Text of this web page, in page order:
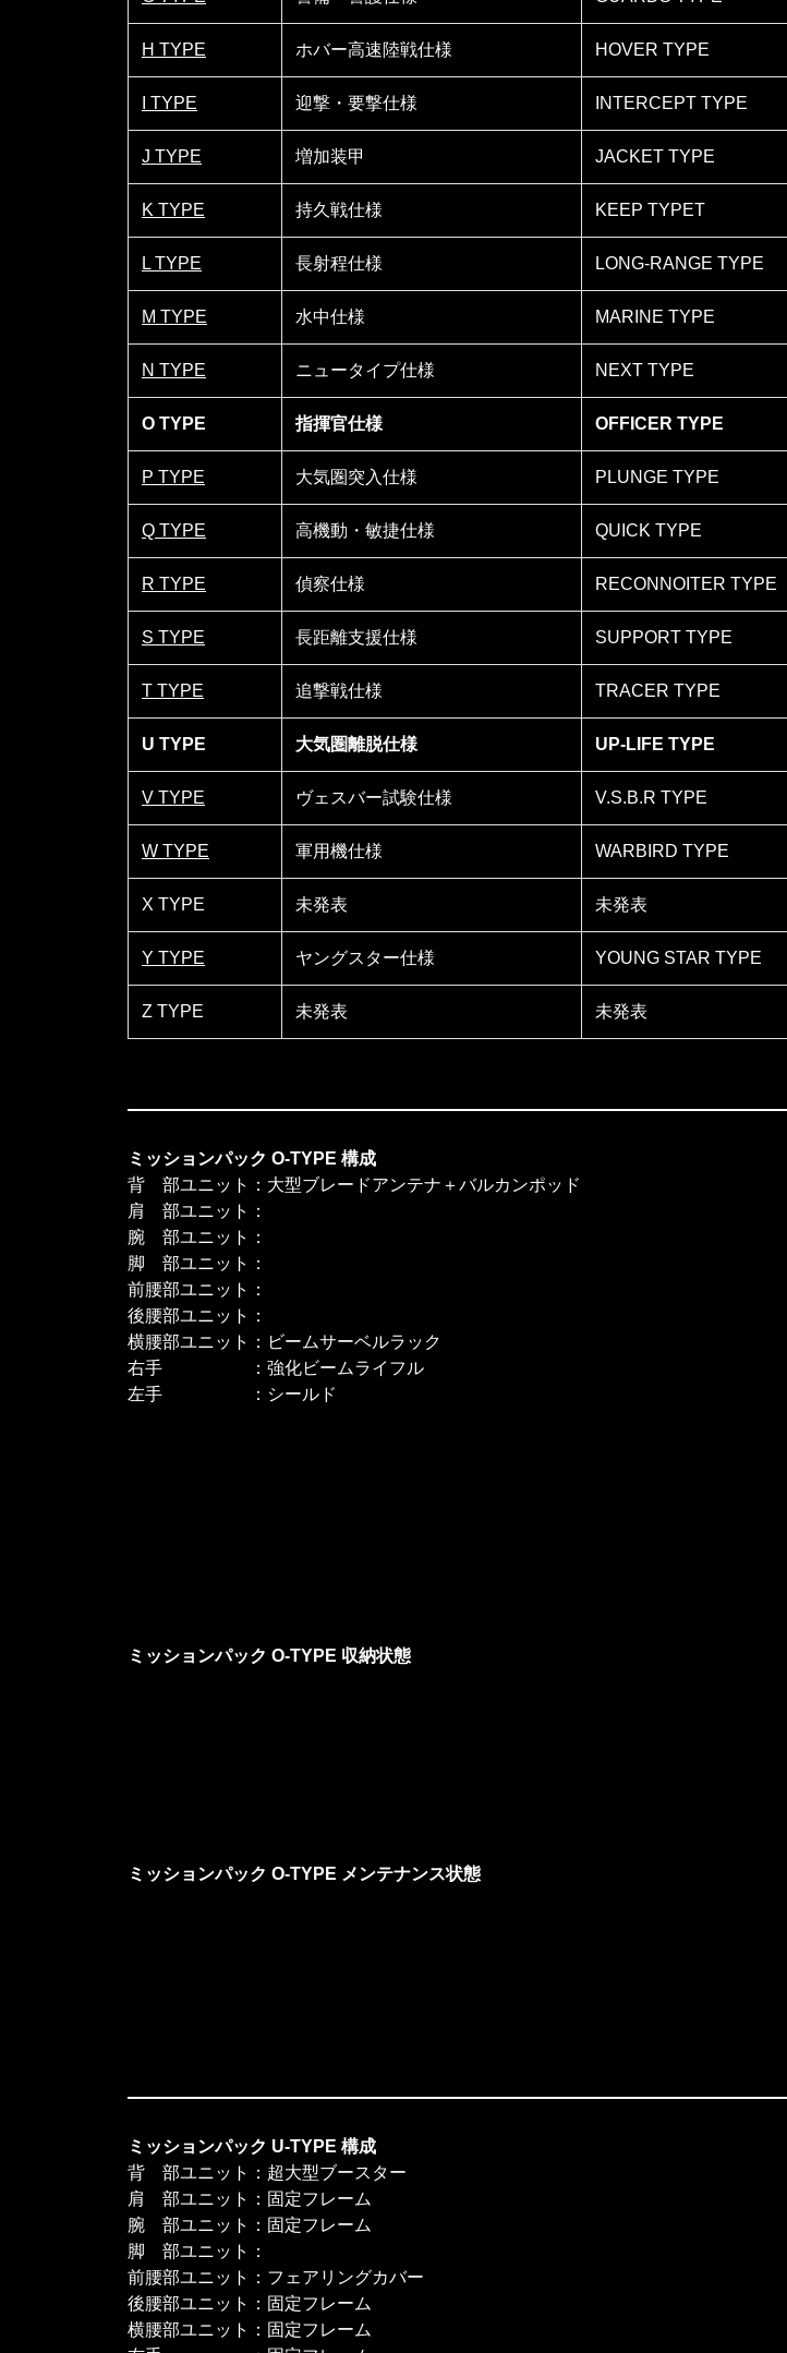
H TYPE ホバー高速陸戦仕様 HOVER TYPE
I TYPE 迎撃・要撃仕様 INTERCEPT TYPE
J TYPE 増加装甲 JACKET TYPE
K TYPE 持久戦仕様 KEEP TYPET
L TYPE 長射程仕様 LONG-RANGE TYPE
M TYPE 水中仕様 MARINE TYPE
N TYPE ニュータイプ仕様 NEXT TYPE
O TYPE 指揮官仕様 OFFICER TYPE
P TYPE 大気圏突入仕様 PLUNGE TYPE
Q TYPE 高機動・敏捷仕様 QUICK TYPE
R TYPE 偵察仕様 RECONNOITER TYPE
S TYPE 長距離支援仕様 SUPPORT TYPE
T TYPE 追撃戦仕様 TRACER TYPE
U TYPE 大気圏離脱仕様 UP-LIFE TYPE
V TYPE ヴェスバー試験仕様 V.S.B.R TYPE
W TYPE 軍用機仕様 WARBIRD TYPE
X TYPE 未発表 未発表
Y TYPE ヤングスター仕様 YOUNG STAR TYPE
Z TYPE 未発表 未発表
ミッションパック O-TYPE 構成
背 部ユニット：大型ブレードアンテナ＋バルカンポッド
肩 部ユニット：
腕 部ユニット：
脚 部ユニット：
前腰部ユニット：
後腰部ユニット：
横腰部ユニット：ビームサーベルラック
右手 ：強化ビームライフル
左手 ：シールド
ミッションパック O-TYPE 収納状態
ミッションパック O-TYPE メンテナンス状態
ミッションパック U-TYPE 構成
背 部ユニット：超大型ブースター
肩 部ユニット：固定フレーム
腕 部ユニット：固定フレーム
脚 部ユニット：
前腰部ユニット：フェアリングカバー
後腰部ユニット：固定フレーム
横腰部ユニット：固定フレーム